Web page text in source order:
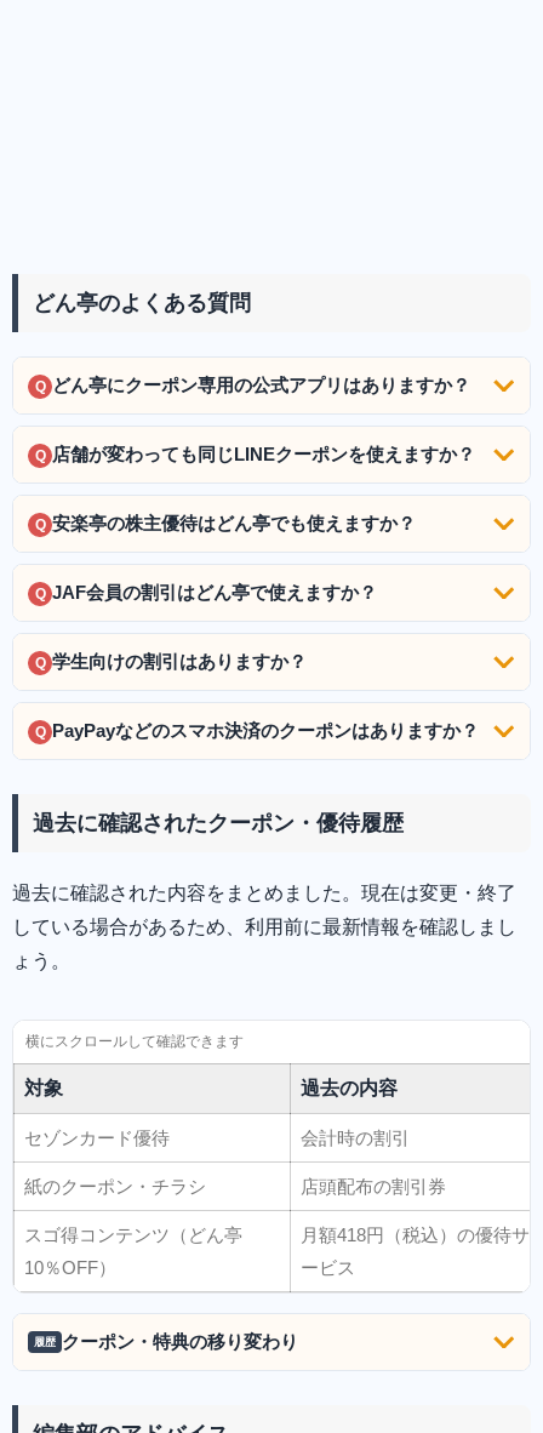
どん亭のよくある質問
Q どん亭にクーポン専用の公式アプリはありますか？
Q 店舗が変わっても同じLINEクーポンを使えますか？
Q 安楽亭の株主優待はどん亭でも使えますか？
Q JAF会員の割引はどん亭で使えますか？
Q 学生向けの割引はありますか？
Q PayPayなどのスマホ決済のクーポンはありますか？
過去に確認されたクーポン・優待履歴
過去に確認された内容をまとめました。現在は変更・終了
している場合があるため、利用前に最新情報を確認しまし
ょう。
対象 過去の内容
セゾンカード優待 会計時の割引
紙のクーポン・チラシ 店頭配布の割引券
スゴ得コンテンツ（どん亭
10％OFF）
月額418円（税込）の優待サ
ービス
履歴 クーポン・特典の移り変わり